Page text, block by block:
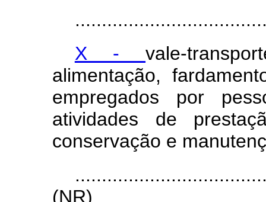
X -vale-
alimentação,
empregados por
atividades de
conservação e
(NR)